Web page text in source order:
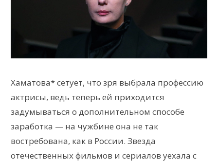
Хаматова* сетует, что зря выбрала профессию
актрисы, ведь теперь ей приходится
задумываться о дополнительном способе
заработка — на чужбине она не так
востребована, как в России. Звезда
отечественных фильмов и сериалов уехала с